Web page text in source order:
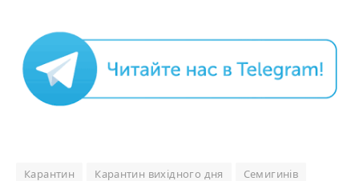
Карантин Карантин вихідного дня
Семигинів